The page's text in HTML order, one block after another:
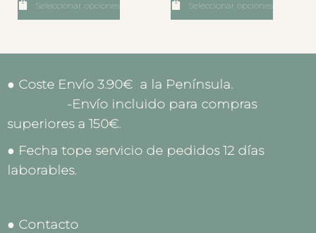
Seleccionar opciones Seleccionar opciones
● Coste Envío 3.90€ a la Península.
-Envío incluido para compras
superiores a 150€.
● Fecha tope servicio de pedidos 12 días
laborables.
● Contacto